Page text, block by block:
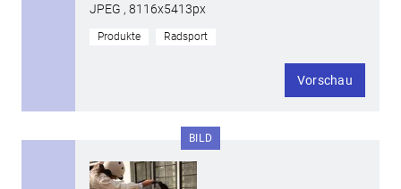
JPEG , 8116x5413px
Produkte Radsport
Vorschau
BILD